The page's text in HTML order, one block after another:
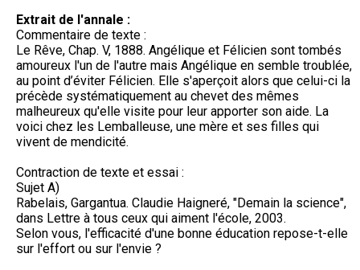
Extrait de l'annale :
Commentaire de texte :
Le Rêve, Chap. V, 1888. Angélique et Félicien sont tombés
amoureux l'un de l'autre mais Angélique en semble troublée,
au point d’éviter Félicien. Elle s'aperçoit alors que celui-ci la
précède systématiquement au chevet des mêmes
malheureux qu'elle visite pour leur apporter son aide. La
voici chez les Lemballeuse, une mère et ses filles qui
vivent de mendicité.
Contraction de texte et essai :
Sujet A)
Rabelais, Gargantua. Claudie Haigneré, "Demain la science",
dans Lettre à tous ceux qui aiment l'école, 2003.
Selon vous, l'efficacité d'une bonne éducation repose-t-elle
sur l'effort ou sur l'envie ?